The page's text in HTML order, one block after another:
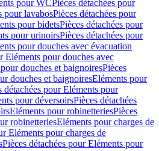
pour WCPièces détachées pour
pour lavabosPièces détachées pour
pour bidetsPièces détachées pour
pour urinoirsPièces détachées pour
pour douches avec évacuation
Eléments pour douches avec
douches et baignoiresPièces
douches et baignoiresEléments pour
détachées pour Eléments pour
pour déversoirsPièces détachées
Eléments pour robinetteriesPièces
robinetteriesEléments pour charges de
Eléments pour charges de
Pièces détachées pour Eléments pour